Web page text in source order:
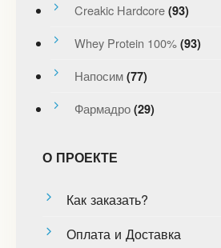
Creakic Hardcore (93)
Whey Protein 100% (93)
Напосим (77)
Фармадро (29)
О ПРОЕКТЕ
Как заказать?
Оплата и Доставка